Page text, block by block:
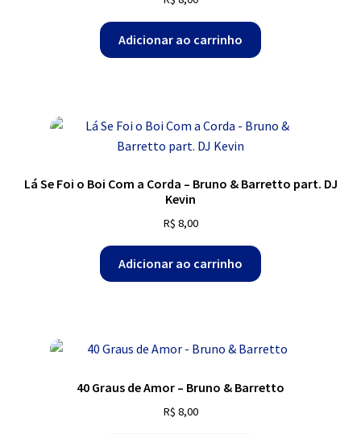
Adicionar ao carrinho
Lá Se Foi o Boi Com a Corda – Bruno & Barretto part. DJ
Kevin
R$ 8,00
Adicionar ao carrinho
40 Graus de Amor – Bruno & Barretto
R$ 8,00